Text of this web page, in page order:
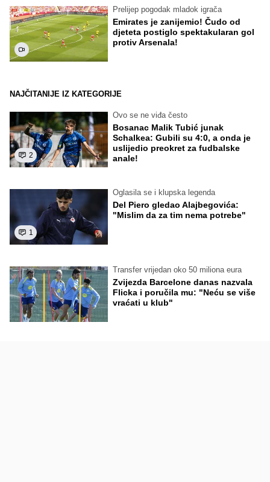
Prelijep pogodak mladok igrača
Emirates je zanijemio! Čudo od
djeteta postiglo spektakularan gol
protiv Arsenala!
NAJČITANIJE IZ KATEGORIJE
2
Ovo se ne viđa često
Bosanac Malik Tubić junak
Schalkea: Gubili su 4:0, a onda je
uslijedio preokret za fudbalske
anale!
1
Oglasila se i klupska legenda
Del Piero gledao Alajbegovića:
"Mislim da za tim nema potrebe"
Transfer vrijedan oko 50 miliona eura
Zvijezda Barcelone danas nazvala
Flicka i poručila mu: "Neću se više
vraćati u klub"